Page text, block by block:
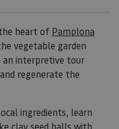
heart of Pamplona
vegetable garden
interpretive tour
regenerate the
ingredients, learn
clay seed balls with